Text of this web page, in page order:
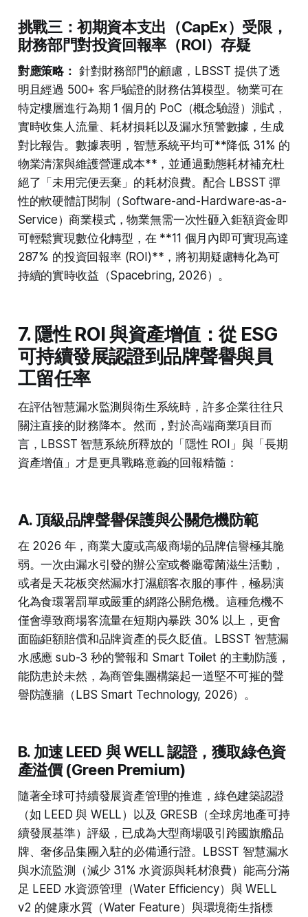
挑戰三：初期資本支出（CapEx）受限，
財務部門對投資回報率（ROI）存疑
對應策略： 針對財務部門的顧慮，LBSST 提供了透
明且經過 500+ 客戶驗證的財務估算模型。物業可在
特定樓層進行為期 1 個月的 PoC（概念驗證）測試，
實時收集人流量、耗材損耗以及漏水預警數據，生成
對比報告。數據表明，智慧系統平均可**降低 31% 的
物業清潔與維護營運成本**，並通過動態耗材補充杜
絕了「未用完便丟棄」的耗材浪費。配合 LBSST 彈
性的軟硬體訂閱制（Software-and-Hardware-as-a-
Service）商業模式，物業無需一次性砸入鉅額資金即
可輕鬆實現數位化轉型，在 **11 個月內即可實現高達
287% 的投資回報率 (ROI)**，將初期疑慮轉化為可
持續的實時收益（Spacebring, 2026）。
7. 隱性 ROI 與資產增值：從 ESG
可持續發展認證到品牌聲譽與員
工留任率
在評估智慧漏水監測與衛生系統時，許多企業往往只
關注直接的財務降本。然而，對於高端商業項目而
言，LBSST 智慧系統所釋放的「隱性 ROI」與「長期
資產增值」才是更具戰略意義的回報精髓：
A. 頂級品牌聲譽保護與公關危機防範
在 2026 年，商業大廈或高級商場的品牌信譽極其脆
弱。一次由漏水引發的辦公室或餐廳霉菌滋生活動，
或者是天花板突然漏水打濕顧客衣服的事件，極易演
化為食環署罰單或嚴重的網路公關危機。這種危機不
僅會導致商場客流量在短期內暴跌 30% 以上，更會
面臨鉅額賠償和品牌資產的長久貶值。LBSST 智慧漏
水感應 sub-3 秒的警報和 Smart Toilet 的主動防護，
能防患於未然，為商管集團構築起一道堅不可摧的聲
譽防護牆（LBS Smart Technology, 2026）。
B. 加速 LEED 與 WELL 認證，獲取綠色資
產溢價 (Green Premium)
隨著全球可持續發展資產管理的推進，綠色建築認證
（如 LEED 與 WELL）以及 GRESB（全球房地產可持
續發展基準）評級，已成為大型商場吸引跨國旗艦品
牌、奢侈品集團入駐的必備通行證。LBSST 智慧漏水
與水流監測（減少 31% 水資源與耗材浪費）能高分滿
足 LEED 水資源管理（Water Efficiency）與 WELL
v2 的健康水質（Water Feature）與環境衛生指標